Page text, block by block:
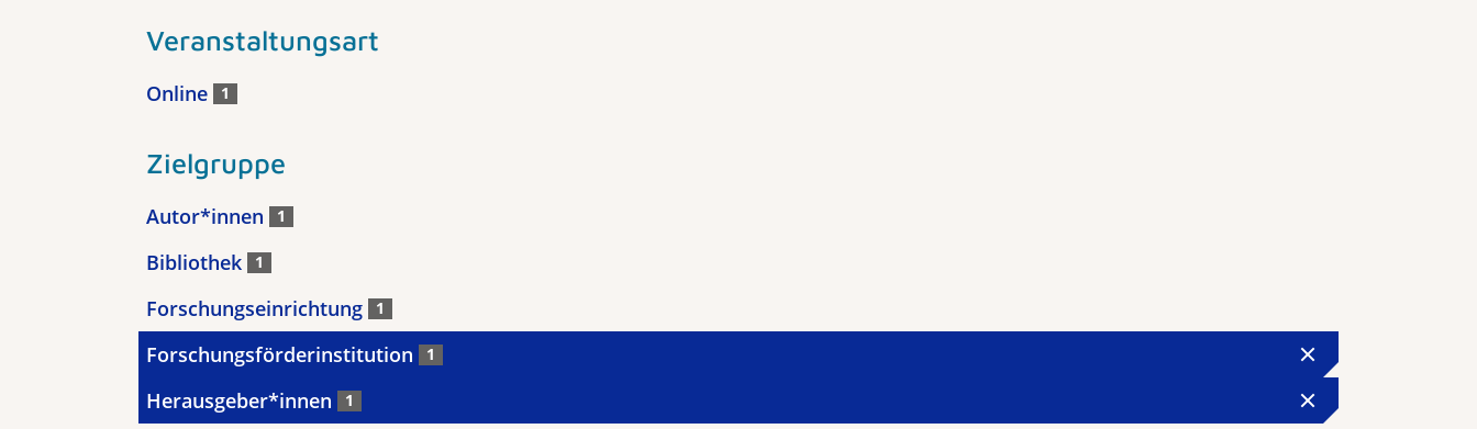
Veranstaltungsart
Online 1
Zielgruppe
Autor*innen 1
Bibliothek 1
Forschungseinrichtung 1
Forschungsförderinstitution 1
Herausgeber*innen 1